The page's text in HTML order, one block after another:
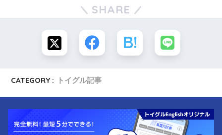
SHARE
CATEGORY : トイグル記事